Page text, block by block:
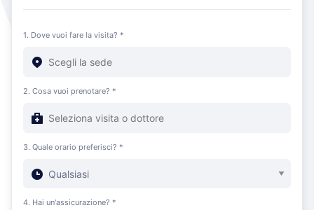
1. Dove vuoi fare la visita? *
2. Cosa vuoi prenotare? *
3. Quale orario preferisci? *
4. Hai un'assicurazione? *